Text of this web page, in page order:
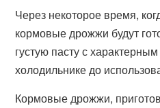
Через некоторое время,
кормовые дрожжи будут
густую пасту с
холодильнике до
Кормовые дрожжи,